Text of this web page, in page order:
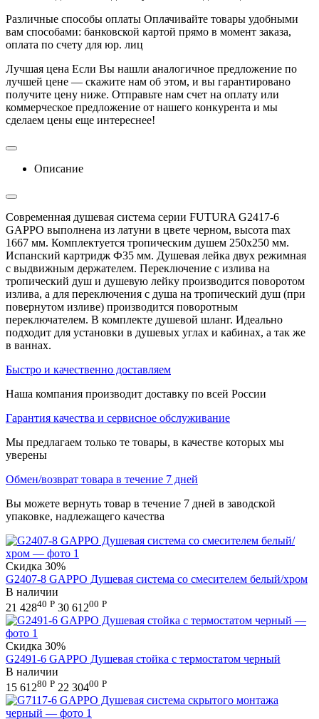
Различные способы оплаты Оплачивайте товары удобными
вам способами: банковской картой прямо в момент заказа,
оплата по счету для юр. лиц
Лучшая цена Если Вы нашли аналогичное предложение по
лучшей цене — скажите нам об этом, и вы гарантировано
получите цену ниже. Отправьте нам счет на оплату или
коммерческое предложение от нашего конкурента и мы
сделаем цены еще интереснее!
Описание
Современная душевая система серии FUTURA G2417-6
GAPPO выполнена из латуни в цвете черном, высота max
1667 мм. Комплектуется тропическим душем 250х250 мм.
Испанский картридж Ф35 мм. Душевая лейка двух режимная
с выдвижным держателем. Переключение с излива на
тропический душ и душевую лейку производится поворотом
излива, а для переключения с душа на тропический душ (при
повернутом изливе) производится поворотным
переключателем. В комплекте душевой шланг. Идеально
подходит для установки в душевых углах и кабинах, а так же
в ваннах.
Быстро и качественно доставляем
Наша компания производит доставку по всей России
Гарантия качества и сервисное обслуживание
Мы предлагаем только те товары, в качестве которых мы
уверены
Обмен/возврат товара в течение 7 дней
Вы можете вернуть товар в течение 7 дней в заводской
упаковке, надлежащего качества
Скидка 30%
G2407-8 GAPPO Душевая система со смесителем белый/хром
В наличии
21 42840 Р 30 61200 Р
Скидка 30%
G2491-6 GAPPO Душевая стойка с термостатом черный
В наличии
15 61280 Р 22 30400 Р